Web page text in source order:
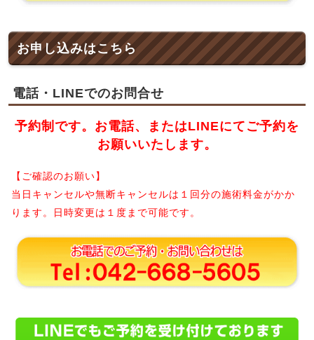
お申し込みはこちら
電話・LINEでのお問合せ
予約制です。お電話、またはLINEにてご予約を
お願いいたします。
【ご確認のお願い】
当日キャンセルや無断キャンセルは１回分の施術料金がかか
ります。日時変更は１度まで可能です。